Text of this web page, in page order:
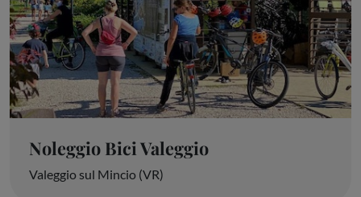
Noleggio Bici Valeggio
Valeggio sul Mincio (VR)